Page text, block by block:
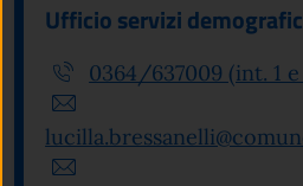
Ufficio servizi
0364/637009 (int. 1